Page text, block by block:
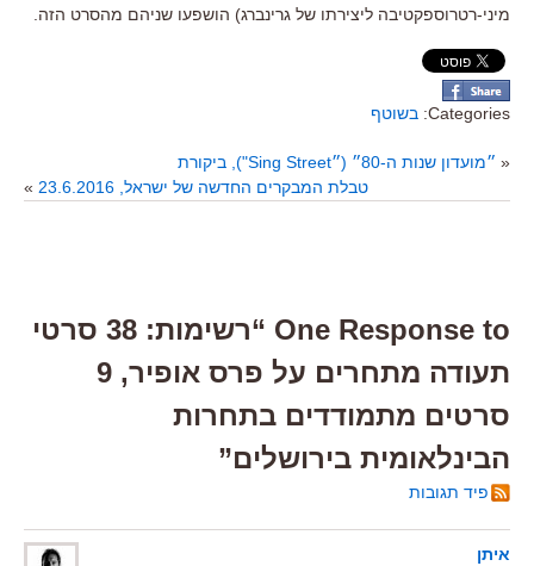
מיני-רטרוספקטיבה ליצירתו של גרינברג) הושפעו שניהם מהסרט הזה.
Categories: בשוטף
« ״מועדון שנות ה-80״ (״Sing Street"), ביקורת
טבלת המבקרים החדשה של ישראל, 23.6.2016
»
One Response to “רשימות: 38 סרטי
תעודה מתחרים על פרס אופיר, 9
סרטים מתמודדים בתחרות
הבינלאומית בירושלים”
פיד תגובות
איתן